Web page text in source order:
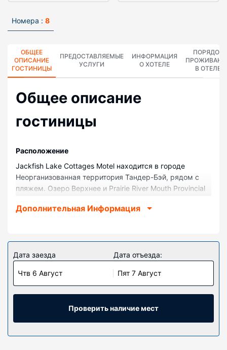
Номера : 8
ОБЩЕЕ
ОПИСАНИЕ
ГОСТИНИЦЫ
ПРЕДОСТАВЛЯЕМЫЕ
УСЛУГИ
ИНФОРМАЦИЯ
О ХОТЕЛЕ
ПОРЯДОК
В ОТЕЛЕ
Общее описание
гостиницы
Pасположение
Jackfish Lake Cottages Motel находится в городе
Неорганизованная территория Тандер-Бэй, рядом с
пляжем. Озеро Верхнее и Prairie River Mouth Provincial
Мотель — вариант с прекрасным расположением:
Почувствуйте себя как дома в одном из 8 номеров,
которые оснащены следующим оборудованием:
микроволновая печь и плоскоэкранные телевизоры.
Бесплатный беспроводной доступ к интернету
позволит всегда оставаться на связи, а спутниковое
Дополнительная Информация
Дата заезда
Чтв 6 Август
Дата отъезда:
Пят 7 Август
Проверить наличие мест